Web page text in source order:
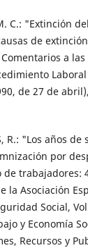
C.: "Extinción
de
Comentarios a
de 27 de
R.: "Los años
por
de trabajadores:
la Asociación
Social,
y Economía
Recursos y